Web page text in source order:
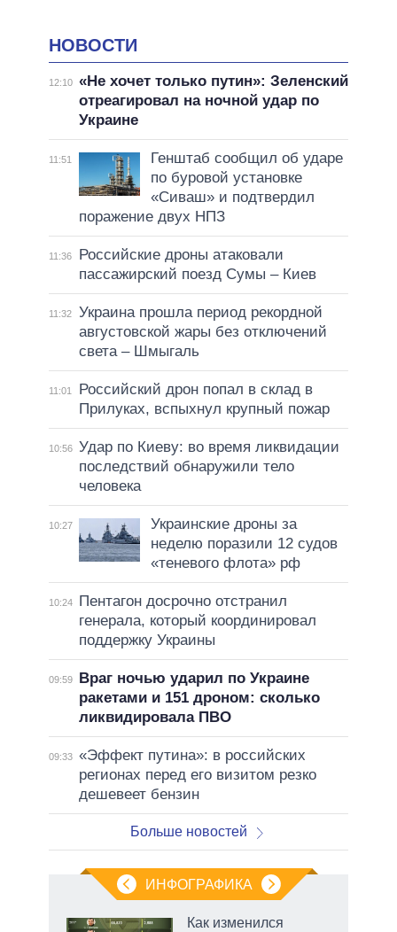
НОВОСТИ
12:10 «Не хочет только путин»: Зеленский
отреагировал на ночной удар по
Украине
11:51
Генштаб сообщил об ударе
по буровой установке
«Сиваш» и подтвердил
поражение двух НПЗ
11:36
Российские дроны атаковали
пассажирский поезд Сумы – Киев
11:32
Украина прошла период рекордной
августовской жары без отключений
света – Шмыгаль
11:01
Российский дрон попал в склад в
Прилуках, вспыхнул крупный пожар
10:56 Удар по Киеву: во время ликвидации
последствий обнаружили тело
человека
10:27
Украинские дроны за
неделю поразили 12 судов
«теневого флота» рф
10:24
Пентагон досрочно отстранил
генерала, который координировал
поддержку Украины
09:59
Враг ночью ударил по Украине
ракетами и 151 дроном: сколько
ликвидировала ПВО
09:33 «Эффект путина»: в российских
регионах перед его визитом резко
дешевеет бензин
Больше новостей
ИНФОГРАФИКА
Как изменился